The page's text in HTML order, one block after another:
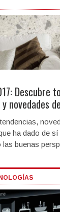
Descubre
novedades
ha dado de
buenas